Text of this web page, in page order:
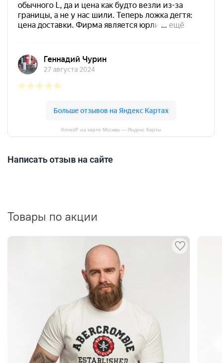
ArmedF на карте Москвы — Яндекс Карты
Написать отзыв на сайте
Товары по акции